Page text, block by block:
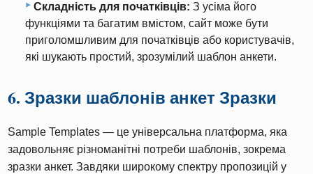
Складність для початківців: З усіма його
функціями та багатим вмістом, сайт може бути
приголомшливим для початківців або користувачів,
які шукають простий, зрозумілий шаблон анкети.
6. Зразки шаблонів анкет Зразки
Sample Templates — це універсальна платформа, яка
задовольняє різноманітні потреби шаблонів, зокрема
зразки анкет. Завдяки широкому спектру пропозицій у